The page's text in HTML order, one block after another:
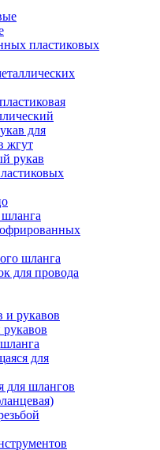
пластиковых
для
жгут
рукав
шланга
для провода
для
для шлангов